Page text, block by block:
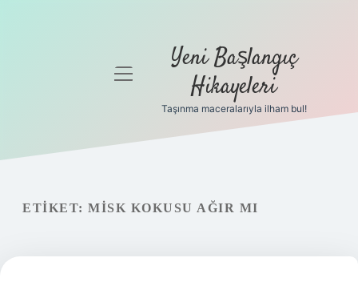
Gizlilik
Yasal Uyarı
Hakkımızda
menüyü
Yeni Başlangıç
Hikayeleri
Taşınma maceralarıyla ilham bul!
ETIKET: MISK KOKUSU AĞIR MI